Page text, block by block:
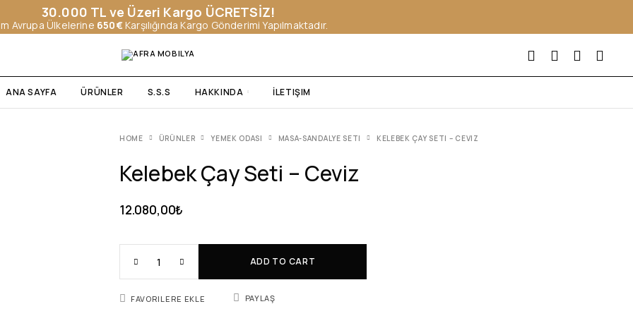
30.000 TL ve Üzeri Kargo ÜCRETSİZ!
Avrupa Ülkelerine 650€Karşılığında Kargo Gönderimi Yapılmaktadır.
ANA SAYFA ÜRÜNLER S.S.S HAKKINDA İLETIŞIM
HOME ÜRÜNLER YEMEK ODASI MASA-SANDALYE SETI KELEBEK ÇAY SETI – CEVIZ
Kelebek Çay Seti – Ceviz
12.080,00₺
ADD TO CART
FAVORILERE EKLE PAYLAŞ